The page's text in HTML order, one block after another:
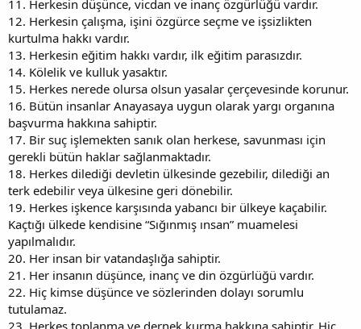
11. Herkesin düşünce, vicdan ve inanç özgürlüğü vardır.
12. Herkesin çalışma, işini özgürce seçme ve işsizlikten
kurtulma hakkı vardır.
13. Herkesin eğitim hakkı vardır, ilk eğitim parasızdır.
14. Kölelik ve kulluk yasaktır.
15. Herkes nerede olursa olsun yasalar çerçevesinde korunur.
16. Bütün insanlar Anayasaya uygun olarak yargı organına
başvurma hakkına sahiptir.
17. Bir suç işlemekten sanık olan herkese, savunması için
gerekli bütün haklar sağlanmaktadır.
18. Herkes dilediği devletin ülkesinde gezebilir, dilediği an
terk edebilir veya ülkesine geri dönebilir.
19. Herkes işkence karşısında yabancı bir ülkeye kaçabilir.
Kaçtığı ülkede kendisine “Sığınmış ınsan” muamelesi
yapılmalıdır.
20. Her insan bir vatandaşlığa sahiptir.
21. Her insanın düşünce, inanç ve din özgürlüğü vardır.
22. Hiç kimse düşünce ve sözlerinden dolayı sorumlu
tutulamaz.
23. Herkes toplanma ve dernek kurma hakkına sahiptir. Hiç